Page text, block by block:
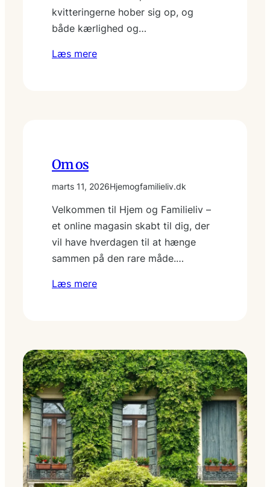
kvitteringerne hober sig op, og
både kærlighed og…
Læs mere
Om os
marts 11, 2026Hjemogfamilieliv.dk
Velkommen til Hjem og Familieliv –
et online magasin skabt til dig, der
vil have hverdagen til at hænge
sammen på den rare måde.…
Læs mere